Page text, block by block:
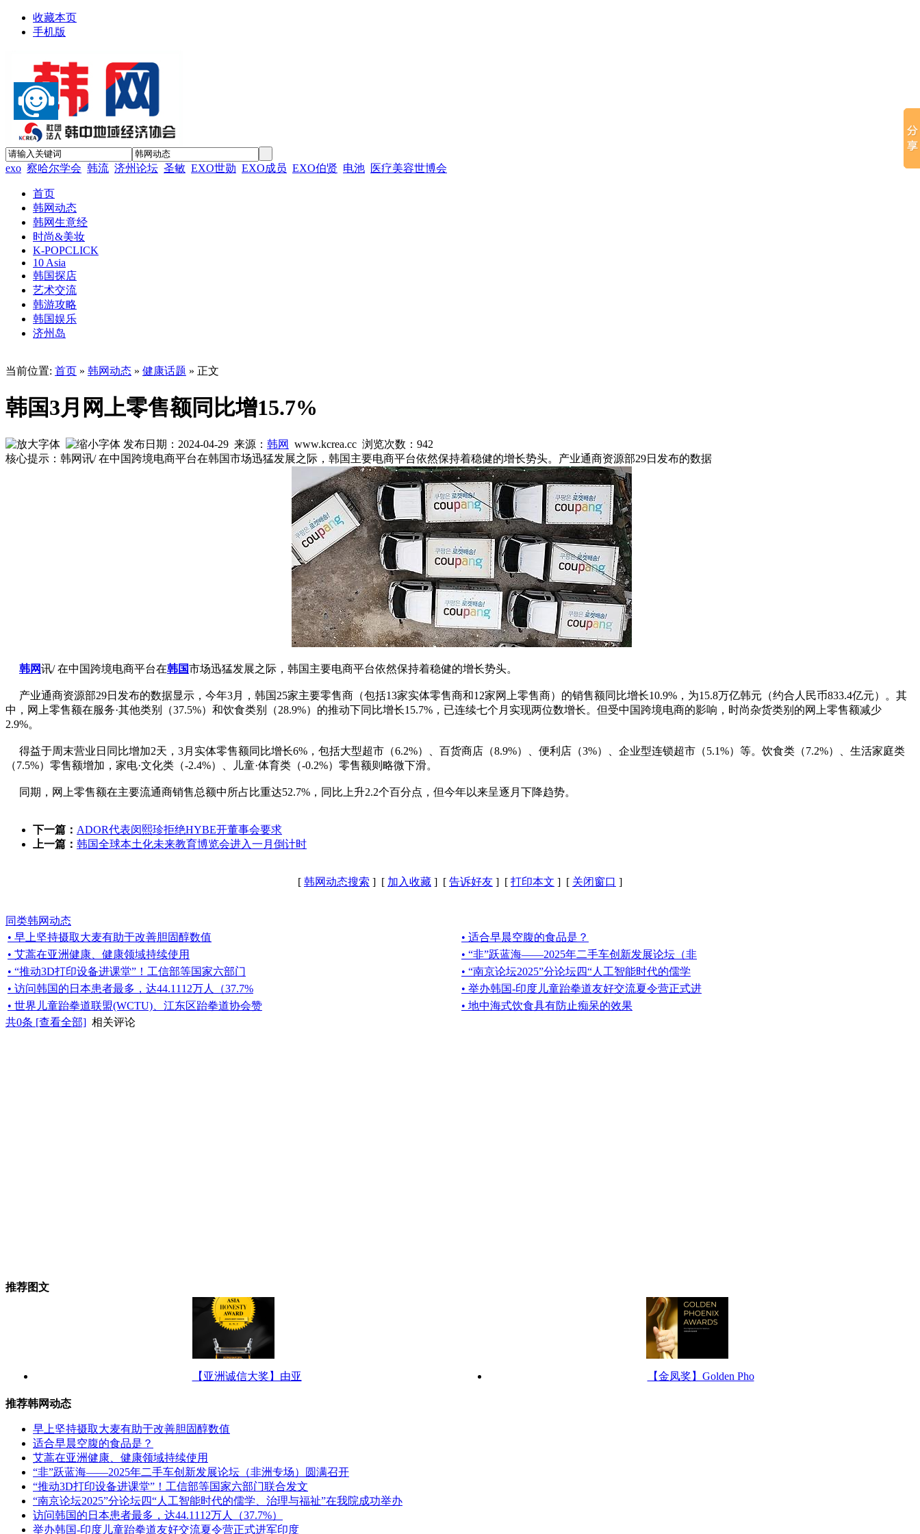
收藏本页
手机版
exo 察哈尔学会 韩流 济州论坛 圣敏 EXO世勋 EXO成员 EXO伯贤 电池 医疗美容世博会
首页
韩网动态
韩网生意经
时尚&美妆
K-POPCLICK
10 Asia
韩国探店
艺术交流
韩游攻略
韩国娱乐
济州岛
当前位置: 首页 » 韩网动态 » 健康话题 » 正文
韩国3月网上零售额同比增15.7%
发布日期：2024-04-29 来源： 韩网 www.kcrea.cc 浏览次数： 942
核心提示：韩网讯/ 在中国跨境电商平台在韩国市场迅猛发展之际，韩国主要电商平台依然保持着稳健的增长势头。产业通商资源部29日发布的数据
韩网讯/ 在中国跨境电商平台在韩国市场迅猛发展之际，韩国主要电商平台依然保持着稳健的增长势头。
产业通商资源部29日发布的数据显示，今年3月，韩国25家主要零售商（包括13家实体零售商和12家网上零售商）的销售额同比增长10.9%，为15.8万亿韩元（约合人民币833.4亿元）。其
中，网上零售额在服务·其他类别（37.5%）和饮食类别（28.9%）的推动下同比增长15.7%，已连续七个月实现两位数增长。但受中国跨境电商的影响，时尚杂货类别的网上零售额减少
2.9%。
得益于周末营业日同比增加2天，3月实体零售额同比增长6%，包括大型超市（6.2%）、百货商店（8.9%）、便利店（3%）、企业型连锁超市（5.1%）等。饮食类（7.2%）、生活家庭类
（7.5%）零售额增加，家电·文化类（-2.4%）、儿童·体育类（-0.2%）零售额则略微下滑。
同期，网上零售额在主要流通商销售总额中所占比重达52.7%，同比上升2.2个百分点，但今年以来呈逐月下降趋势。
下一篇： ADOR代表闵熙珍拒绝HYBE开董事会要求
上一篇： 韩国全球本土化未来教育博览会进入一月倒计时
[ 韩网动态搜索 ] [ 加入收藏 ] [ 告诉好友 ] [ 打印本文 ] [ 关闭窗口 ]
同类韩网动态
• 早上坚持摄取大麦有助于改善胆固醇数值
• 适合早晨空腹的食品是？
• 艾蒿在亚洲健康、健康领域持续使用
• “非”跃蓝海——2025年二手车创新发展论坛（非
• “推动3D打印设备进课堂”！工信部等国家六部门
• “南京论坛2025”分论坛四“人工智能时代的儒学
• 访问韩国的日本患者最多，达44.1112万人（37.7%
• 举办韩国-印度儿童跆拳道友好交流夏令营正式进
• 世界儿童跆拳道联盟(WCTU)、江东区跆拳道协会赞
• 地中海式饮食具有防止痴呆的效果
共0条 [查看全部] 相关评论
推荐图文
【亚洲诚信大奖】由亚 【金凤奖】Golden Pho
推荐韩网动态
早上坚持摄取大麦有助于改善胆固醇数值
适合早晨空腹的食品是？
艾蒿在亚洲健康、健康领域持续使用
“非”跃蓝海——2025年二手车创新发展论坛（非洲专场）圆满召开
“推动3D打印设备进课堂”！工信部等国家六部门联合发文
“南京论坛2025”分论坛四“人工智能时代的儒学、治理与福祉”在我院成功举办
访问韩国的日本患者最多，达44.1112万人（37.7%）
举办韩国-印度儿童跆拳道友好交流夏令营正式进军印度